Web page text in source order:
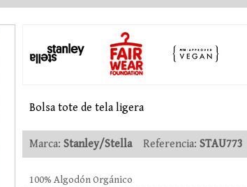
Bolsa tote de tela ligera
Marca: Stanley/StellaReferencia: STAU773
100% Algodón Orgánico